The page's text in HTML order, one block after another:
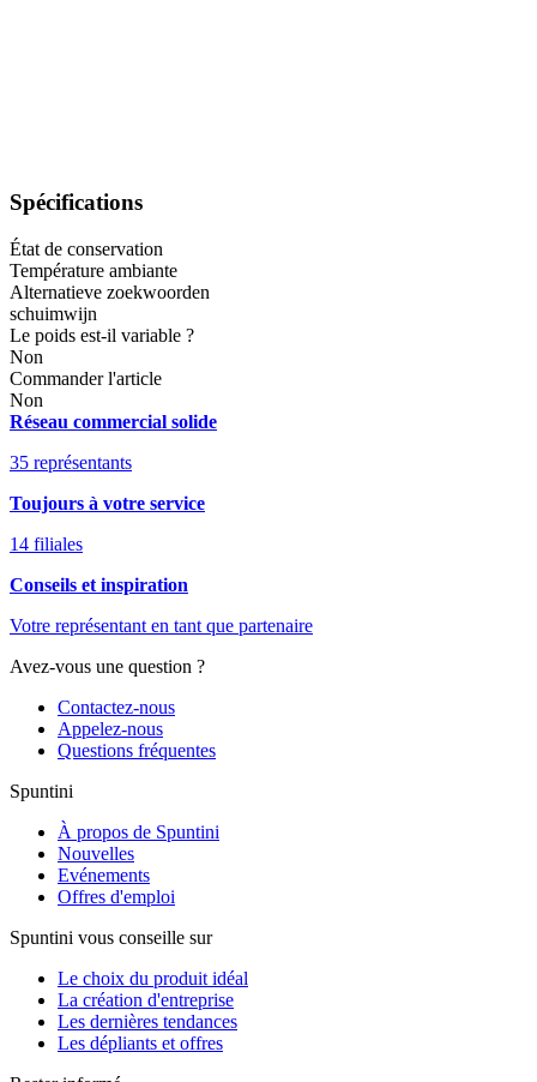
Spécifications
État de conservation
Température ambiante
Alternatieve zoekwoorden
schuimwijn
Le poids est-il variable ?
Non
Commander l'article
Non
Réseau commercial solide
35 représentants
Toujours à votre service
14 filiales
Conseils et inspiration
Votre représentant en tant que partenaire
Avez-vous une question ?
Contactez-nous
Appelez-nous
Questions fréquentes
Spuntini
À propos de Spuntini
Nouvelles
Evénements
Offres d'emploi
Spuntini vous conseille sur
Le choix du produit idéal
La création d'entreprise
Les dernières tendances
Les dépliants et offres